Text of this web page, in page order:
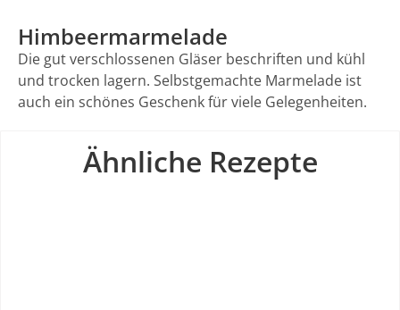
Himbeermarmelade
Die gut verschlossenen Gläser beschriften und kühl
und trocken lagern. Selbstgemachte Marmelade ist
auch ein schönes Geschenk für viele Gelegenheiten.
Ähnliche Rezepte